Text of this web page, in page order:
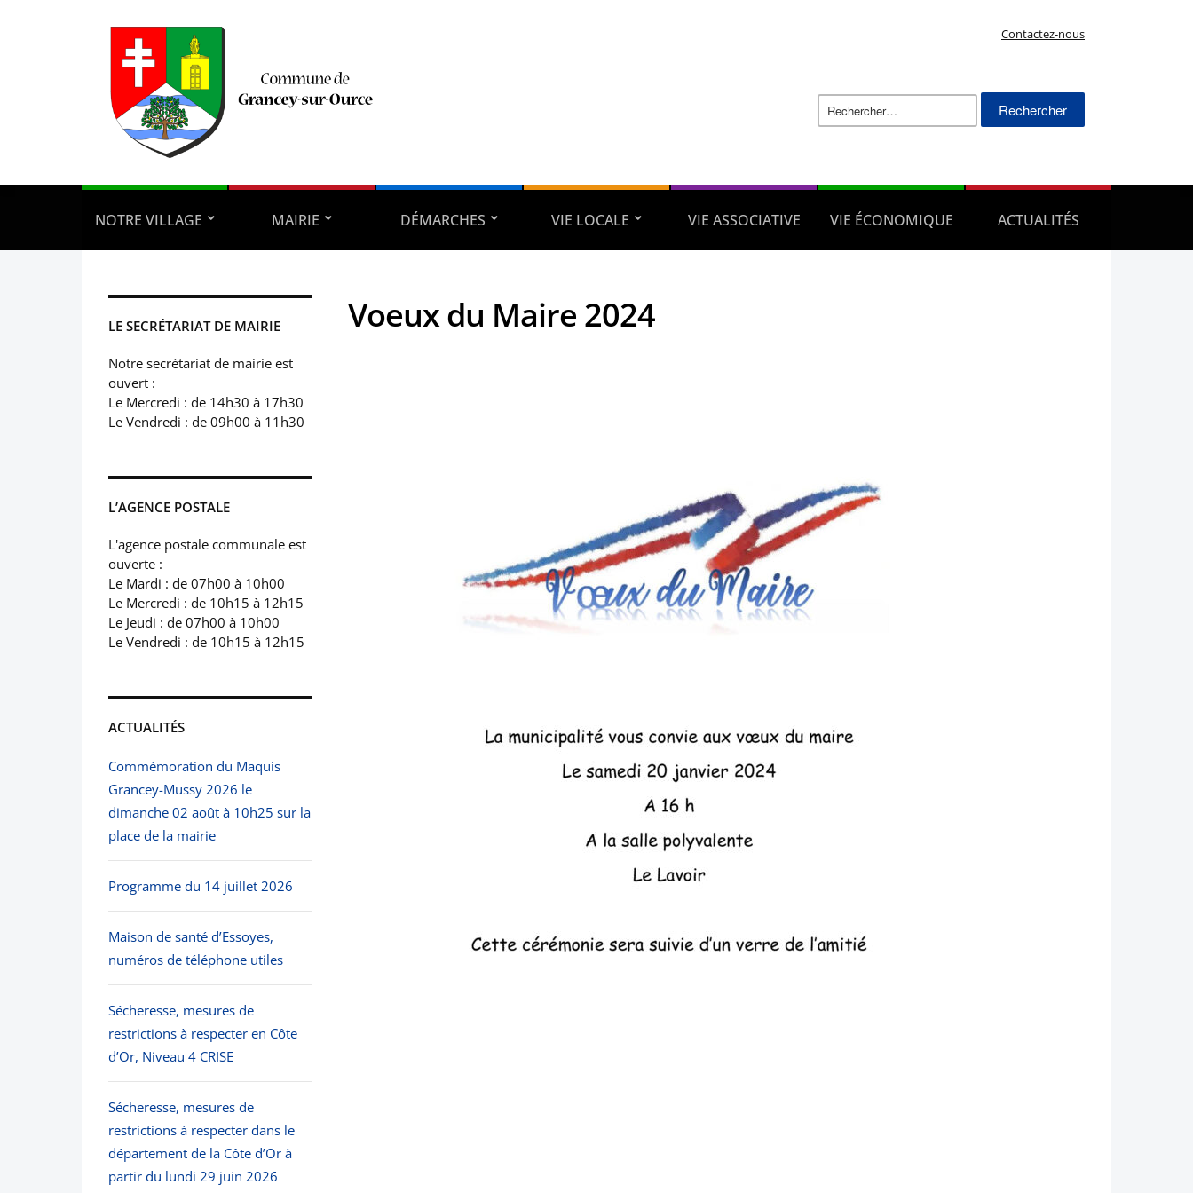
Contactez-nous
Rechercher :
NOTRE VILLAGE MAIRIE DÉMARCHES VIE LOCALE VIE ASSOCIATIVE VIE ÉCONOMIQUE ACTUALITÉS
LE SECRÉTARIAT DE MAIRIE
Notre secrétariat de mairie est
ouvert :
Le Mercredi : de 14h30 à 17h30
Le Vendredi : de 09h00 à 11h30
L’AGENCE POSTALE
L'agence postale communale est
ouverte :
Le Mardi : de 07h00 à 10h00
Le Mercredi : de 10h15 à 12h15
Le Jeudi : de 07h00 à 10h00
Le Vendredi : de 10h15 à 12h15
ACTUALITÉS
Commémoration du Maquis
Grancey-Mussy 2026 le
dimanche 02 août à 10h25 sur la
place de la mairie
Programme du 14 juillet 2026
Maison de santé d’Essoyes,
numéros de téléphone utiles
Sécheresse, mesures de
restrictions à respecter en Côte
d’Or, Niveau 4 CRISE
Sécheresse, mesures de
restrictions à respecter dans le
département de la Côte d’Or à
partir du lundi 29 juin 2026
Voeux du Maire 2024